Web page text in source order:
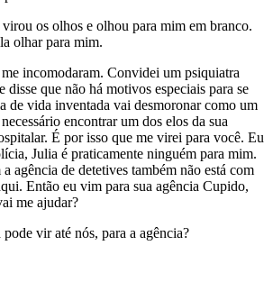
os olhos e olhou para mim em branco.
olhar para mim.
incomodaram. Convidei um psiquiatra
disse que não há motivos especiais para se
de vida inventada vai desmoronar como um
encontrar um dos elos da sua
É por isso que me virei para você. Eu
Julia é praticamente ninguém para mim.
agência de detetives também não está com
Então eu vim para sua agência Cupido,
me ajudar?
vir até nós, para a agência?